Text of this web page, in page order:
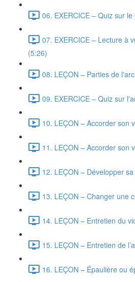
06. EXERCICE – Quiz sur
07. EXERCICE – Lecture à
(5:26)
08. LEÇON – Parties de
09. EXERCICE – Quiz sur
10. LEÇON – Accorder son
11. LEÇON – Accorder son
12. LEÇON – Développer
13. LEÇON – Changer une
14. LEÇON – Entretien du
15. LEÇON – Entretien de
16. LEÇON – Épaulière ou